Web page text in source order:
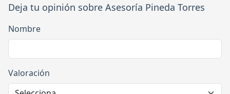
Deja tu opinión sobre Asesoría Pineda Torres
Nombre
Valoración